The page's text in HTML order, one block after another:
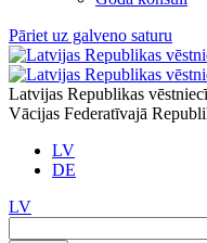
Pāriet uz galveno saturu
Latvijas Republikas
Vācijas Federatīvajā
LV
DE
LV